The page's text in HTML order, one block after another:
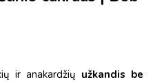
ir anakardžių užkandis be